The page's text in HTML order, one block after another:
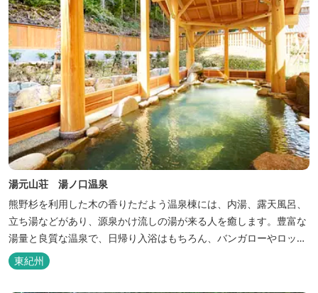
湯元山荘 湯ノ口温泉
熊野杉を利用した木の香りただよう温泉棟には、内湯、露天風呂、
立ち湯などがあり、源泉かけ流しの湯が来る人を癒します。豊富な
湯量と良質な温泉で、日帰り入浴はもちろん、バンガローやロッジ
などの宿泊施設も備えているので、宿泊しながらゆったりと温泉を
楽しむ人も多いです。
東紀州